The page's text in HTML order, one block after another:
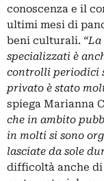
conoscenza e il
ultimi mesi di
beni culturali.
specializzati è
controlli periodici
privato è stato
spiega Marianna
che in ambito
in molti si sono
lasciate da sole
difficoltà anche